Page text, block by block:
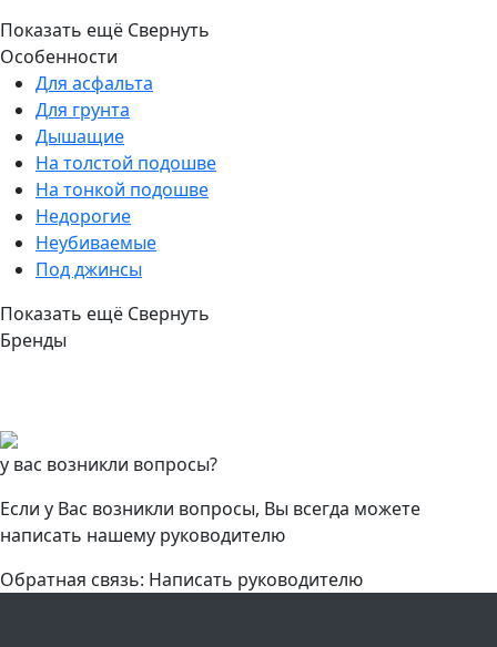
Показать ещё Свернуть
Особенности
Для асфальта
Для грунта
Дышащие
На толстой подошве
На тонкой подошве
Недорогие
Неубиваемые
Под джинсы
Показать ещё Свернуть
Бренды
у вас возникли вопросы?
Если у Вас возникли вопросы, Вы всегда можете
написать нашему руководителю
Обратная связь: Написать руководителю